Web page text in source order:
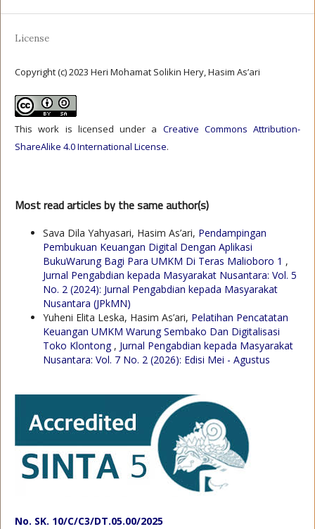
License
Copyright (c) 2023 Heri Mohamat Solikin Hery, Hasim As’ari
This work is licensed under a Creative Commons Attribution-
ShareAlike 4.0 International License.
Most read articles by the same author(s)
Sava Dila Yahyasari, Hasim As’ari, Pendampingan
Pembukuan Keuangan Digital Dengan Aplikasi
BukuWarung Bagi Para UMKM Di Teras Malioboro 1 ,
Jurnal Pengabdian kepada Masyarakat Nusantara: Vol. 5
No. 2 (2024): Jurnal Pengabdian kepada Masyarakat
Nusantara (JPkMN)
Yuheni Elita Leska, Hasim As’ari, Pelatihan Pencatatan
Keuangan UMKM Warung Sembako Dan Digitalisasi
Toko Klontong , Jurnal Pengabdian kepada Masyarakat
Nusantara: Vol. 7 No. 2 (2026): Edisi Mei - Agustus
No. SK. 10/C/C3/DT.05.00/2025